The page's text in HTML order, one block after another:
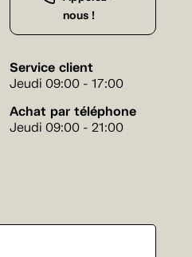
nous !
Service client
Jeudi 09:00 - 17:00
Achat par téléphone
Jeudi 09:00 - 21:00